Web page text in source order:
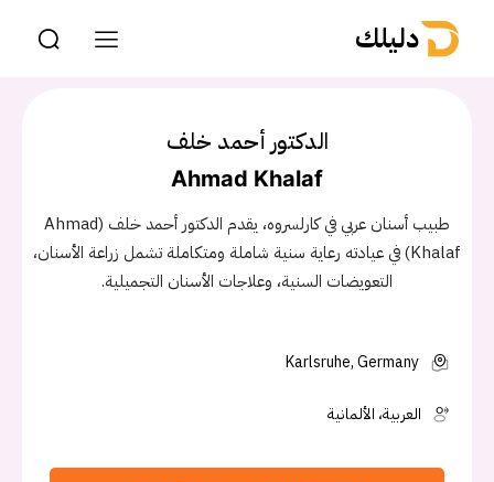
دليلك
الدكتور أحمد خلف
Ahmad Khalaf
طبيب أسنان عربي في كارلسروه، يقدم الدكتور أحمد خلف (Ahmad
Khalaf) في عيادته رعاية سنية شاملة ومتكاملة تشمل زراعة الأسنان،
التعويضات السنية، وعلاجات الأسنان التجميلية.
Karlsruhe, Germany
العربية، الألمانية